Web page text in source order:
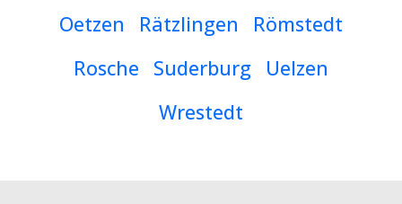
Oetzen
Rätzlingen
Römstedt
Rosche
Suderburg
Uelzen
Wrestedt